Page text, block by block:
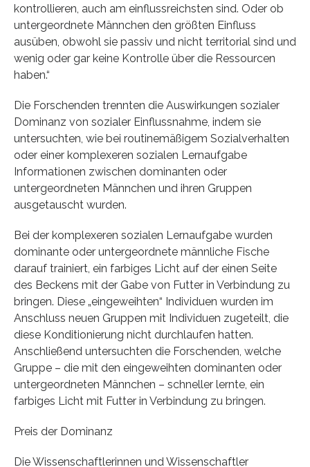
kontrollieren, auch am einflussreichsten sind. Oder ob
untergeordnete Männchen den größten Einfluss
ausüben, obwohl sie passiv und nicht territorial sind und
wenig oder gar keine Kontrolle über die Ressourcen
haben.“
Die Forschenden trennten die Auswirkungen sozialer
Dominanz von sozialer Einflussnahme, indem sie
untersuchten, wie bei routinemäßigem Sozialverhalten
oder einer komplexeren sozialen Lernaufgabe
Informationen zwischen dominanten oder
untergeordneten Männchen und ihren Gruppen
ausgetauscht wurden.
Bei der komplexeren sozialen Lernaufgabe wurden
dominante oder untergeordnete männliche Fische
darauf trainiert, ein farbiges Licht auf der einen Seite
des Beckens mit der Gabe von Futter in Verbindung zu
bringen. Diese „eingeweihten“ Individuen wurden im
Anschluss neuen Gruppen mit Individuen zugeteilt, die
diese Konditionierung nicht durchlaufen hatten.
Anschließend untersuchten die Forschenden, welche
Gruppe – die mit den eingeweihten dominanten oder
untergeordneten Männchen – schneller lernte, ein
farbiges Licht mit Futter in Verbindung zu bringen.
Preis der Dominanz
Die Wissenschaftlerinnen und Wissenschaftler